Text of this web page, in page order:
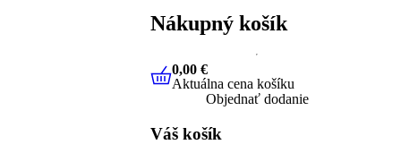
Nákupný košík
0,00 €Aktuálna cena košíku
0,00 €
Aktuálna cena košíku
Objednať dodanie
Váš košík